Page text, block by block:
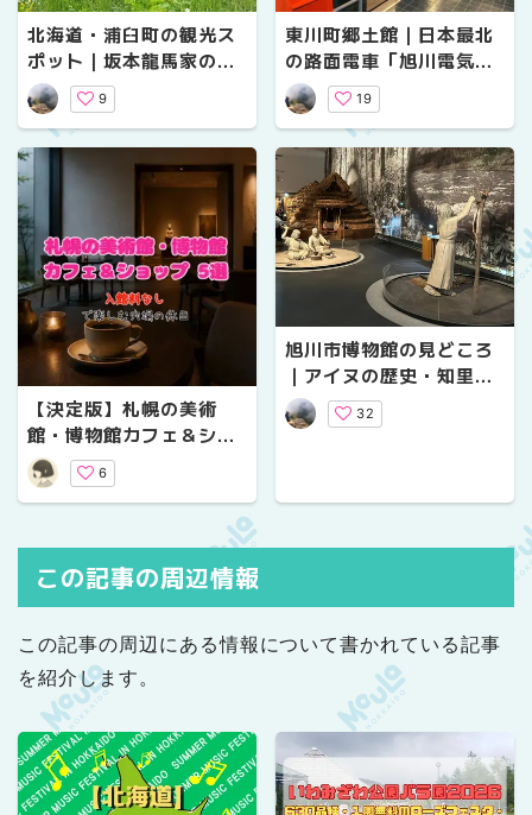
北海道・浦臼町の観光ス
ポット｜坂本龍馬家の
墓・郷土資料館・日帰り
温泉もある「道の駅つる
ぬま」をめぐる
9
東川町郷土館｜日本最北
の路面電車「旭川電気軌
道」を展示・入館無料で
実際の電車に乗り込め
る！
19
【決定版】札幌の美術
館・博物館カフェ＆ショ
ップ5選！入館料なしで
楽しむ穴場の休日
6
旭川市博物館の見どころ
｜アイヌの歴史・知里幸
恵の直筆ノートも展示・
入館料や営業時間まとめ
32
この記事の周辺情報
この記事の周辺にある情報について書かれている記事
を紹介します。